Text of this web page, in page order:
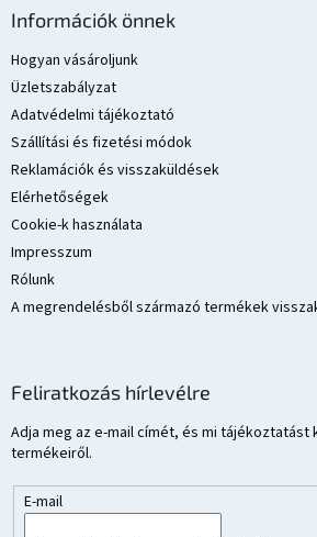
Információk önnek
Hogyan vásároljunk
Üzletszabályzat
Adatvédelmi tájékoztató
Szállítási és fizetési módok
Reklamációk és visszaküldések
Elérhetőségek
Cookie-k használata
Impresszum
Rólunk
A megrendelésből származó termékek
Feliratkozás hírlevélre
Adja meg az e-mail címét, és mi tájékoztatást
termékeiről.
E-mail